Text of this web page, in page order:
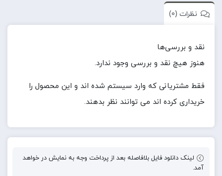
نظرات (0)
نقد و بررسی‌ها
هنوز هیچ نقد و بررسی وجود ندارد.
فقط مشتریانی که وارد سیستم شده اند و این محصول را
خریداری کرده اند می توانند نظر بدهند.
لینک دانلود فایل بلافاصله بعد از پرداخت وجه به نمایش در خواهد
آمد.